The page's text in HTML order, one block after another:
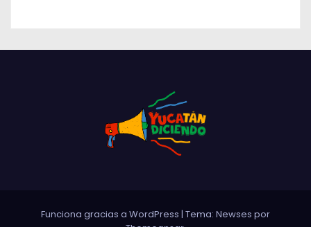
Funciona gracias a WordPress | Tema: Newses por